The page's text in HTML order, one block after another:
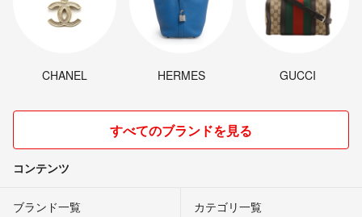
CHANEL HERMES GUCCI
すべてのブランドを見る
コンテンツ
ブランド一覧 カテゴリ一覧